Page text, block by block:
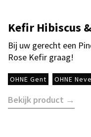
Kefir Hibiscus
Bij uw gerecht een
Rose Kefir graag!
OHNE Gent OHNE
Bekijk product →